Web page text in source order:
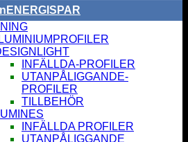
ENERGISPAR
INFÄLLDA-PROFILER
UTANPÅLIGGANDE-
PROFILER
TILLBEHÖR
INFÄLLDA PROFILER
UTANPÅLIGGANDE